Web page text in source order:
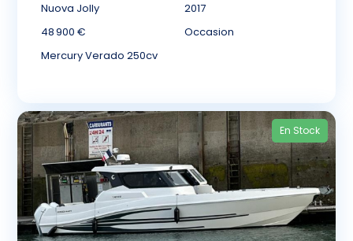
Nuova Jolly
2017
48 900 €
Occasion
Mercury Verado 250cv
En Stock